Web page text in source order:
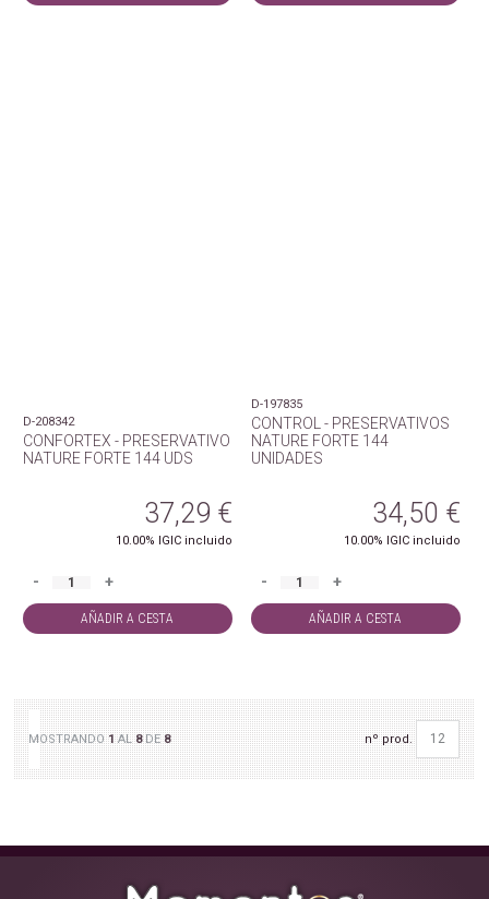
D-208342
CONFORTEX - PRESERVATIVO
NATURE FORTE 144 UDS
37,29 €
10.00% IGIC incluido
- +
AÑADIR A CESTA
D-197835
CONTROL - PRESERVATIVOS
NATURE FORTE 144
UNIDADES
34,50 €
10.00% IGIC incluido
- +
AÑADIR A CESTA
MOSTRANDO1AL8DE8 nº prod.